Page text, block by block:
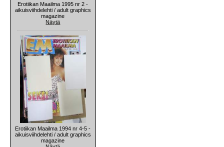
Erotiikan Maailma 1995 nr 2 -
aikuisviihdelehti / adult graphics
magazine
Näytä
Erotiikan Maailma 1994 nr 4-5 -
aikuisviihdelehti / adult graphics
magazine